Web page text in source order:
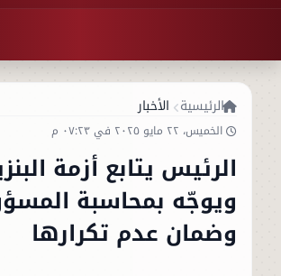
الرئيسية الأخبار
الخميس، ٢٢ مايو ٢٠٢٥ في ٠٧:٢٣ م
الرئيس يتابع أزمة
ويوجّه بمحاسبة
وضمان عدم تكرارها